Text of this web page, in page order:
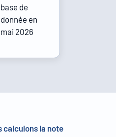
base de
donnée en
mai 2026
calculons la note